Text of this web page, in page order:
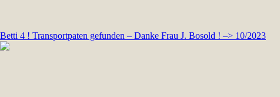
Betti 4 ! Transportpaten gefunden – Danke Frau J. Bosold ! –> 10/2023